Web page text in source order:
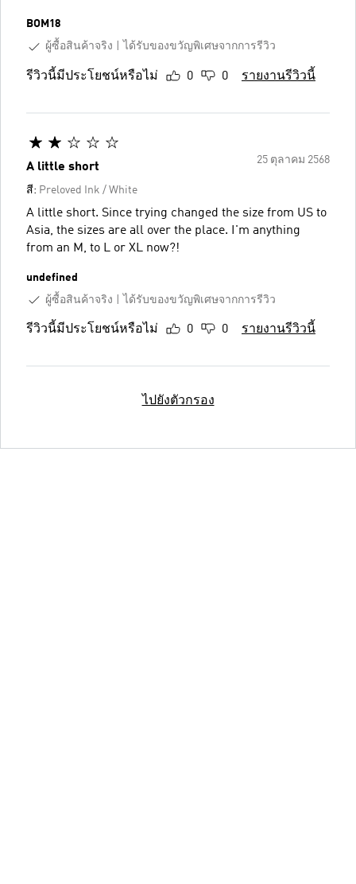
BOM18
ผู้ซื้อสินค้าจริง
ได้รับของขวัญพิเศษจากการรีวิว
รีวิวนี้มีประโยชน์หรือไม่ 0 0 รายงานรีวิวนี้
25 ตุลาคม 2568
A little short
สี: Preloved Ink / White
A little short. Since trying changed the size from US to
Asia, the sizes are all over the place. I'm anything
from an M, to L or XL now?!
undefined
ผู้ซื้อสินค้าจริง
ได้รับของขวัญพิเศษจากการรีวิว
รีวิวนี้มีประโยชน์หรือไม่ 0 0 รายงานรีวิวนี้
ไปยังตัวกรอง